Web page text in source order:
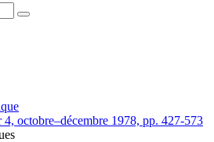
octobre–décembre 1978, pp. 427-573